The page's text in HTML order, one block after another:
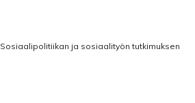
Sosiaalipolitiikan ja sosiaalityön tutkimuksen